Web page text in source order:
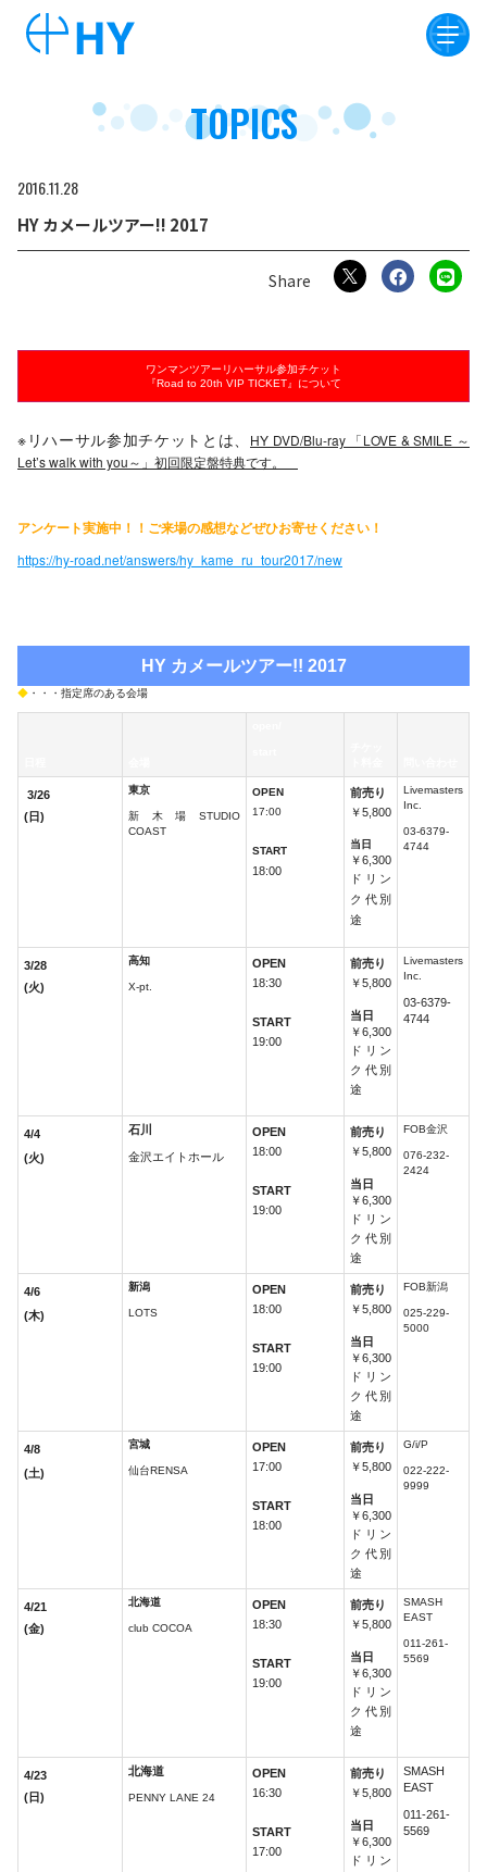
TOPICS
201611 28
HY カメールツアー!! 2017
ワンマンツアーリハーサル参加チケット
『Road to 20th VIP TICKET』について
※リハーサル参加チケットとは、
HY DVD/Blu-ray 「LOVE & SMILE ～
Let’s walk with you～」初回限定盤特典です。
アンケート実施中！！ご来場の感想などぜひお寄せください！
https://hy-road.net/answers/hy_kame_ru_tour2017/new
HY カメールツアー!! 2017
◆ ・・・指定席のある会場
3/26
(日)
東京
新木場STUDIO
COAST
OPEN
17:00
START
18:00
前売り
￥5,800
当日
￥6,300
ドリン
ク代別
途
Livemasters
Inc.
03-6379-
4744
3/28
(火)
高知
X-pt.
OPEN
18:30
START
19:00
前売り
￥5,800
当日
￥6,300
ドリン
ク代別
途
Livemasters
Inc.
03-6379-
4744
4/4
(火)
石川
金沢エイトホール
OPEN
18:00
START
19:00
前売り
￥5,800
当日
￥6,300
ドリン
ク代別
途
FOB金沢
076-232-
2424
4/6
(木)
新潟
LOTS
OPEN
18:00
START
19:00
前売り
￥5,800
当日
￥6,300
ドリン
ク代別
途
FOB新潟
025-229-
5000
4/8
(土)
宮城
仙台RENSA
OPEN
17:00
START
18:00
前売り
￥5,800
当日
￥6,300
ドリン
ク代別
途
G/i/P
022-222-
9999
4/21
(金)
北海道
club COCOA
OPEN
18:30
START
19:00
前売り
￥5,800
当日
￥6,300
ドリン
ク代別
途
SMASH
EAST
011-261-
5569
4/23
(日)
北海道
PENNY LANE 24
OPEN
16:30
START
17:00
前売り
￥5,800
当日
￥6,300
ドリン
SMASH
EAST
011-261-
5569